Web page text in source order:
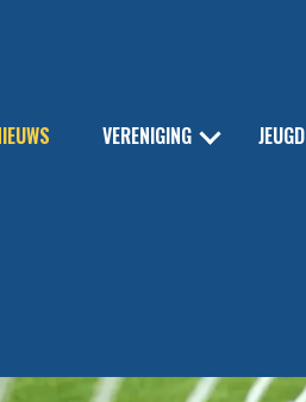
VERENIGING JEUGD